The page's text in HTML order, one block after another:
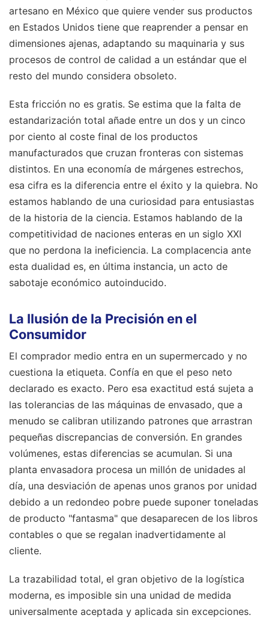
artesano en México que quiere vender sus productos
en Estados Unidos tiene que reaprender a pensar en
dimensiones ajenas, adaptando su maquinaria y sus
procesos de control de calidad a un estándar que el
resto del mundo considera obsoleto.
Esta fricción no es gratis. Se estima que la falta de
estandarización total añade entre un dos y un cinco
por ciento al coste final de los productos
manufacturados que cruzan fronteras con sistemas
distintos. En una economía de márgenes estrechos,
esa cifra es la diferencia entre el éxito y la quiebra. No
estamos hablando de una curiosidad para entusiastas
de la historia de la ciencia. Estamos hablando de la
competitividad de naciones enteras en un siglo XXI
que no perdona la ineficiencia. La complacencia ante
esta dualidad es, en última instancia, un acto de
sabotaje económico autoinducido.
La Ilusión de la Precisión en el
Consumidor
El comprador medio entra en un supermercado y no
cuestiona la etiqueta. Confía en que el peso neto
declarado es exacto. Pero esa exactitud está sujeta a
las tolerancias de las máquinas de envasado, que a
menudo se calibran utilizando patrones que arrastran
pequeñas discrepancias de conversión. En grandes
volúmenes, estas diferencias se acumulan. Si una
planta envasadora procesa un millón de unidades al
día, una desviación de apenas unos granos por unidad
debido a un redondeo pobre puede suponer toneladas
de producto "fantasma" que desaparecen de los libros
contables o que se regalan inadvertidamente al
cliente.
La trazabilidad total, el gran objetivo de la logística
moderna, es imposible sin una unidad de medida
universalmente aceptada y aplicada sin excepciones.